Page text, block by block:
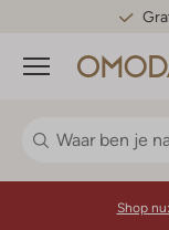
Menu
Shop nu: